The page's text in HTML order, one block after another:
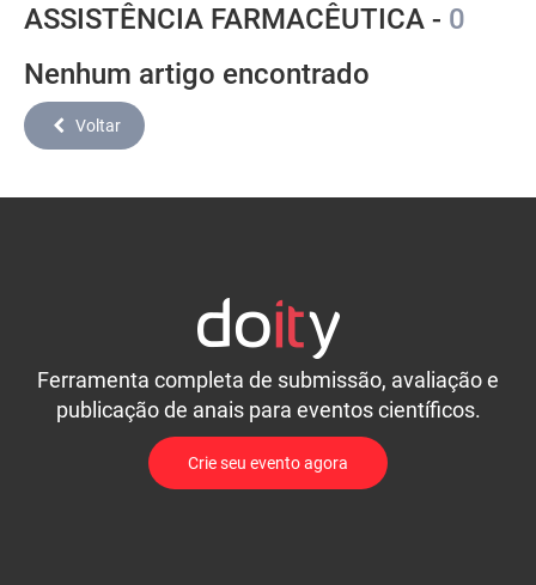
ASSISTÊNCIA FARMACÊUTICA - 0
Nenhum artigo encontrado
Voltar
Ferramenta completa de submissão, avaliação e
publicação de anais para eventos científicos.
Crie seu evento agora